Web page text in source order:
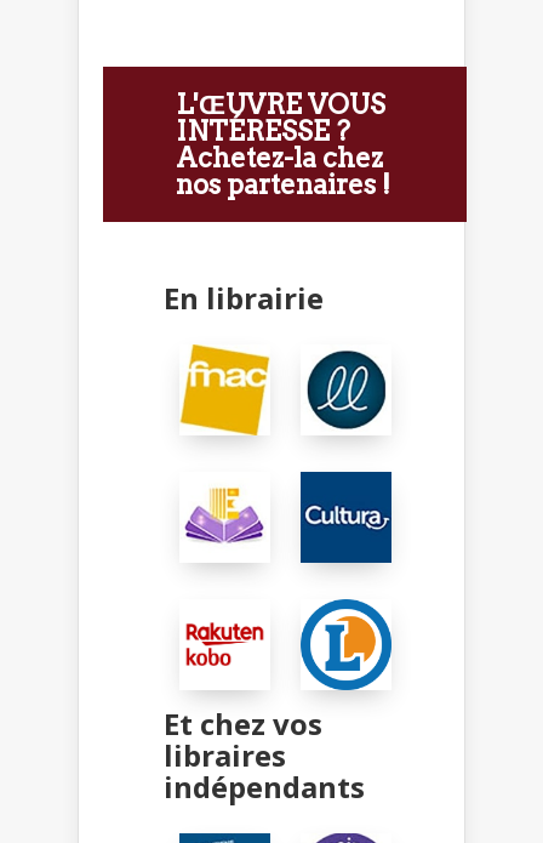
L'ŒUVRE VOUS
INTÉRESSE ?
Achetez-la chez
nos partenaires !
En librairie
Et chez vos
libraires
indépendants